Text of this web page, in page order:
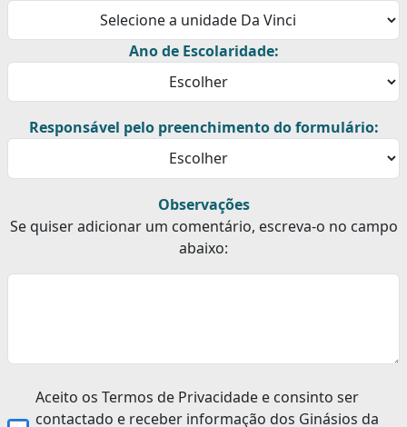
Ano de Escolaridade:
Responsável pelo preenchimento do formulário:
Observações
Se quiser adicionar um comentário, escreva-o no campo
abaixo:
Aceito os Termos de Privacidade e consinto ser
contactado e receber informação dos Ginásios da